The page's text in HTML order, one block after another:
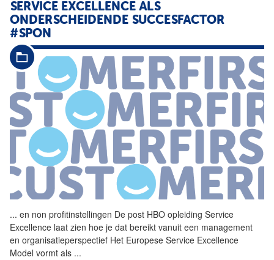
SERVICE EXCELLENCE ALS
ONDERSCHEIDENDE SUCCESFACTOR
#SPON
... en non profitinstellingen De post HBO opleiding Service
Excellence laat zien hoe je dat bereikt vanuit een management
en organisatieperspectief Het Europese Service Excellence
Model vormt als ...